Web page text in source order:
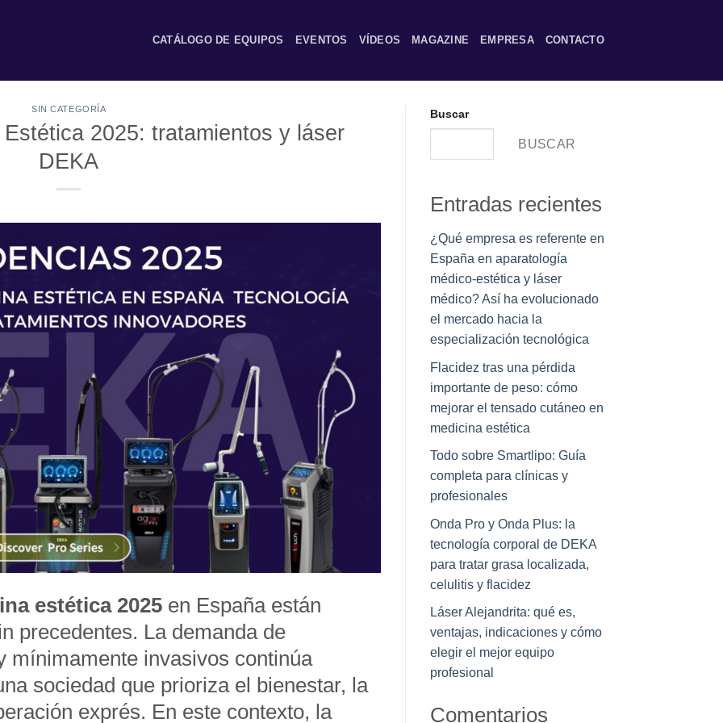
CATÁLOGO DE EQUIPOS EVENTOS VÍDEOS MAGAZINE EMPRESA CONTACTO
SIN CATEGORÍA
2025: tratamientos y láser
DEKA
estética 2025 en España están
precedentes. La demanda de
mínimamente invasivos continúa
sociedad que prioriza el bienestar, la
exprés. En este contexto, la
Buscar
BUSCAR
Entradas recientes
¿Qué empresa es referente en
España en aparatología
médico-estética y láser
médico? Así ha evolucionado
el mercado hacia la
especialización tecnológica
Flacidez tras una pérdida
importante de peso: cómo
mejorar el tensado cutáneo en
medicina estética
Todo sobre Smartlipo: Guía
completa para clínicas y
profesionales
Onda Pro y Onda Plus: la
tecnología corporal de DEKA
para tratar grasa localizada,
celulitis y flacidez
Láser Alejandrita: qué es,
ventajas, indicaciones y cómo
elegir el mejor equipo
profesional
Comentarios